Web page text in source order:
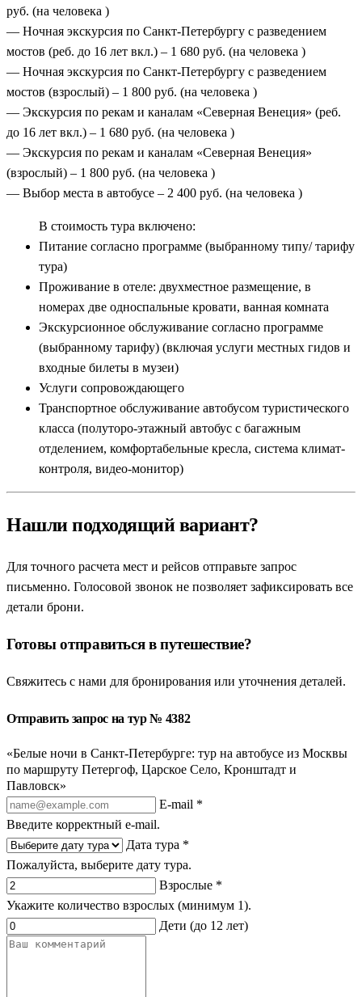
руб. (на человека )
— Ночная экскурсия по Санкт-Петербургу с разведением
мостов (реб. до 16 лет вкл.) – 1 680 руб. (на человека )
— Ночная экскурсия по Санкт-Петербургу с разведением
мостов (взрослый) – 1 800 руб. (на человека )
— Экскурсия по рекам и каналам «Северная Венеция» (реб.
до 16 лет вкл.) – 1 680 руб. (на человека )
— Экскурсия по рекам и каналам «Северная Венеция»
(взрослый) – 1 800 руб. (на человека )
— Выбор места в автобусе – 2 400 руб. (на человека )
В стоимость тура включено:
Питание согласно программе (выбранному типу/ тарифу
тура)
Проживание в отеле: двухместное размещение, в
номерах две односпальные кровати, ванная комната
Экскурсионное обслуживание согласно программе
(выбранному тарифу) (включая услуги местных гидов и
входные билеты в музеи)
Услуги сопровождающего
Транспортное обслуживание автобусом туристического
класса (полуторо-этажный автобус с багажным
отделением, комфортабельные кресла, система климат-
контроля, видео-монитор)
Нашли подходящий вариант?
Для точного расчета мест и рейсов отправьте запрос
письменно. Голосовой звонок не позволяет зафиксировать все
детали брони.
Готовы отправиться в путешествие?
Свяжитесь с нами для бронирования или уточнения деталей.
Отправить запрос на тур № 4382
«Белые ночи в Санкт-Петербурге: тур на автобусе из Москвы
по маршруту Петергоф, Царское Село, Кронштадт и
Павловск»
E-mail *
Введите корректный e-mail.
Дата тура *
Пожалуйста, выберите дату тура.
Взрослые *
Укажите количество взрослых (минимум 1).
Дети (до 12 лет)